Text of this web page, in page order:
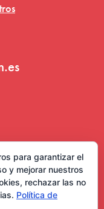
para garantizar el
y mejorar nuestros
rechazar las no
Política de